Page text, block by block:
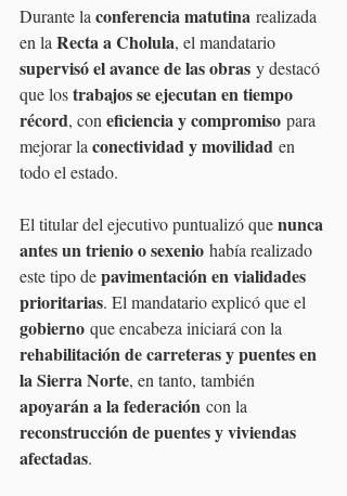
Durante la conferencia matutina realizada
en la Recta a Cholula, el mandatario
supervisó el avance de las obras y destacó
que los trabajos se ejecutan en tiempo
récord, con eficiencia y compromiso para
mejorar la conectividad y movilidad en
todo el estado.
El titular del ejecutivo puntualizó que nunca
antes un trienio o sexenio había realizado
este tipo de pavimentación en vialidades
prioritarias. El mandatario explicó que el
gobierno que encabeza iniciará con la
rehabilitación de carreteras y puentes en
la Sierra Norte, en tanto, también
apoyarán a la federación con la
reconstrucción de puentes y viviendas
afectadas.